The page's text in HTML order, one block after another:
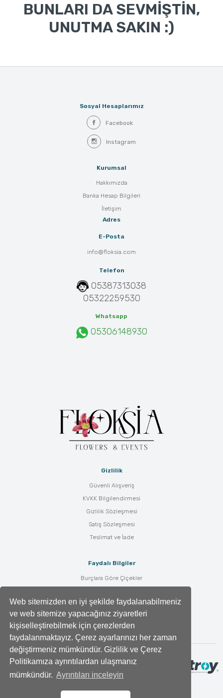
Web sitemizden en iyi şekilde faydalanabilmeniz
ve web sitemize yapacağınız ziyaretleri
kişiselleştirebilmek için çerezlerden
faydalanmaktayız. Çerez ayarlarınızı her zaman
değiştirmeniz mümkündür. Gizlilik ve Çerez
Politikamıza ayrıntılardan ulaşmanız
mümkündür. Ayrıntıları inceleyin
BUNLARI DA SEVMİŞTİN,
UNUTMA SAKIN :)
Sosyal Hesaplarımız
Facebook
Instagram
Kurumsal
Hakkımızda
Banka Hesap Bilgileri
İletişim
Adres
E-Posta
info@floksia.com
Telefon
05387313038
05322259530
Whatsapp
05306148930
Gizlilik
Güvenli Alışveriş
KVKK Bilgilendirmesi
Gizlilik Sözleşmesi
Satış Sözleşmesi
Teslimat ve İade
Faydalı Bilgiler
Burçlara Göre Çiçekler
Çiçek Anlamları
Tüm Blog Yazıları